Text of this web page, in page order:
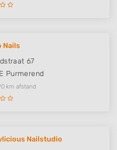
Nails
67
Purmerend
km afstand
Nailstudio